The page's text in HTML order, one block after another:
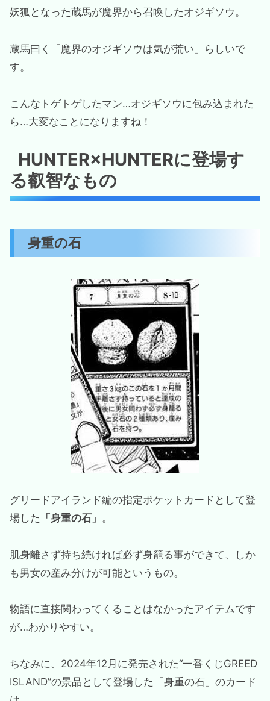
妖狐となった蔵馬が魔界から召喚したオジギソウ。
蔵馬曰く「魔界のオジギソウは気が荒い」らしいで
す。
こんなトゲトゲしたマン…オジギソウに包み込まれた
ら…大変なことになりますね！
HUNTER×HUNTERに登場す
る叡智なもの
身重の石
グリードアイランド編の指定ポケットカードとして登
場した 「身重の石」 。
肌身離さず持ち続ければ必ず身籠る事ができて、しか
も男女の産み分けが可能というもの。
物語に直接関わってくることはなかったアイテムです
が…わかりやすい。
ちなみに、2024年12月に発売された“一番くじGREED
ISLAND”の景品として登場した「身重の石」のカード